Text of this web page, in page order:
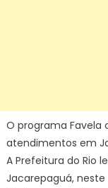
O programa Favela
atendimentos em
A Prefeitura do Rio
Jacarepaguá,